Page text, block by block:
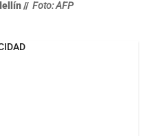
// Foto: AFP